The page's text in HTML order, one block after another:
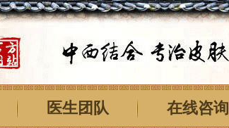
医生团队 在线咨询